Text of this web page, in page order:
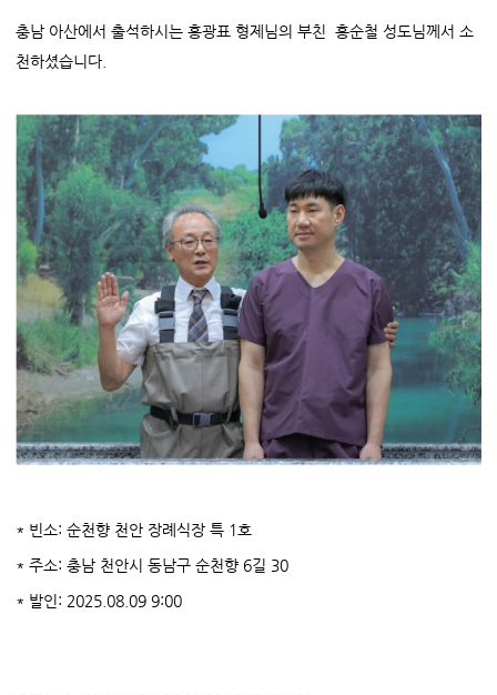
충남 아산에서 출석하시는 홍광표 형제님의 부친 홍순철 성도님께서 소
천하셨습니다.
* 빈소: 순천향 천안 장례식장 특 1호
* 주소: 충남 천안시 동남구 순천향 6길 30
* 발인: 2025.08.09 9:00